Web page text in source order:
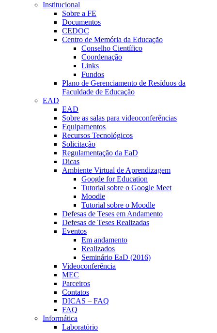
Institucional
Sobre a FE
Documentos
CEDOC
Centro de Memória da Educação
Conselho Científico
Coordenação
Links
Fundos
Plano de Gerenciamento de Resíduos da
Faculdade de Educação
EAD
EAD
Sobre as salas para videoconferências
Equipamentos
Recursos Tecnológicos
Solicitação
Regulamentação da EaD
Dicas
Ambiente Virtual de Aprendizagem
Google for Education
Tutorial sobre o Google Meet
Moodle
Tutorial sobre o Moodle
Defesas de Teses em Andamento
Defesas de Teses Realizadas
Eventos
Em andamento
Realizados
Seminário EaD (2016)
Videoconferência
MEC
Parceiros
Contatos
DICAS – FAQ
FAQ
Informática
Laboratório